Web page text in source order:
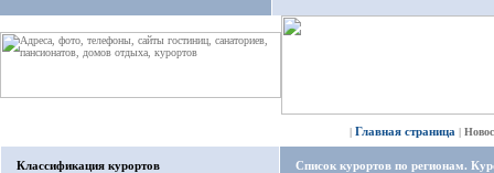
| Главная страница |
Классификация курортов Список курортов по регионам.